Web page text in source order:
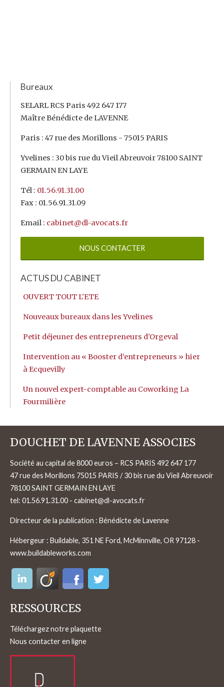
Bureaux
SELARL RCS Paris 492 647 177
Maître Bénédicte de LAVENNE
Paris : 47 rue des Morillons - 75015 PARIS
Yvelines : 30 bis rue du Vieil Abreuvoir 78100 SAINT
GERMAIN EN LAYE
Tél : 01.56.91.31.00
Fax : 01.56.91.31.09
Email : cabinet@dl-avocats.fr
NOUS CONTACTER
ACTUS DU CABINET
OUVERT TOUT L'ETE
Nouveaux bureaux dans les Yvelines
Petit déjeuner des entrepreneurs d'Orgeval
Intervention au « Booster d’entrepreneurs » hier
à Ecquevilly
Un nouvel expert-comptable au Coworking La
Fourmilière
DOUCHET DE LAVENNE ASSOCIES
Société au capital de 8000 euros – RCS PARIS 492 647 177
47 rue des Morillons 75015 PARIS / 30 bis rue du Vieil Abreuvoir
78100 SAINT GERMAIN EN LAYE
tel: 01.56.91.31.00 - cabinet@dl-avocats.fr
Directeur de la publication : Bénédicte de Lavenne
Hébergeur : Buildable, 351 NE Ford, McMinnville, OR 97128 -
www.buildableworks.com
RESSOURCES
Téléchargez notre plaquette
Nous contacter en ligne